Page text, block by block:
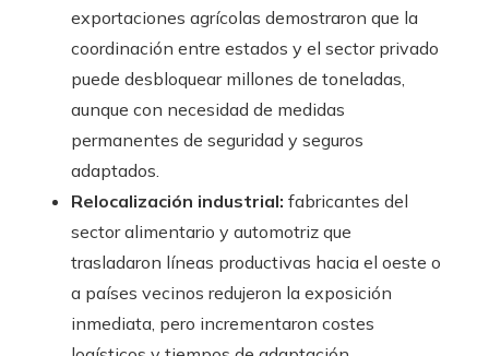
exportaciones agrícolas demostraron que la
coordinación entre estados y el sector privado
puede desbloquear millones de toneladas,
aunque con necesidad de medidas
permanentes de seguridad y seguros
adaptados.
Relocalización industrial: fabricantes del
sector alimentario y automotriz que
trasladaron líneas productivas hacia el oeste o
a países vecinos redujeron la exposición
inmediata, pero incrementaron costes